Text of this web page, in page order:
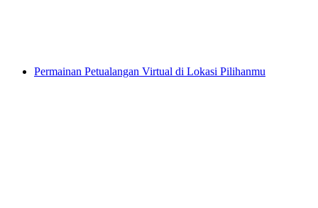
Permainan Petualangan Virtual di Lokasi Pilihanmu